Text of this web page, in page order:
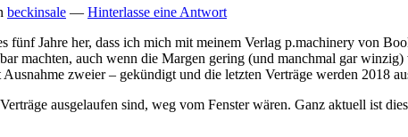
beckinsale — Hinterlasse eine Antwort
fünf Jahre her, dass ich mich mit meinem Verlag p.machinery von
machten, auch wenn die Margen gering (und manchmal gar
zweier – gekündigt und die letzten Verträge werden 2018
ausgelaufen sind, weg vom Fenster wären. Ganz aktuell ist